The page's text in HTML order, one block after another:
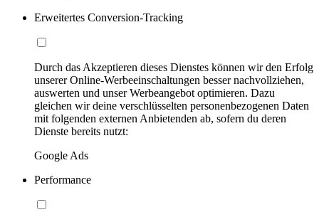
Erweitertes Conversion-Tracking
Durch das Akzeptieren dieses Dienstes können wir den Erfolg
unserer Online-Werbeeinschaltungen besser nachvollziehen,
auswerten und unser Werbeangebot optimieren. Dazu
gleichen wir deine verschlüsselten personenbezogenen Daten
mit folgenden externen Anbietenden ab, sofern du deren
Dienste bereits nutzt:
Google Ads
Performance